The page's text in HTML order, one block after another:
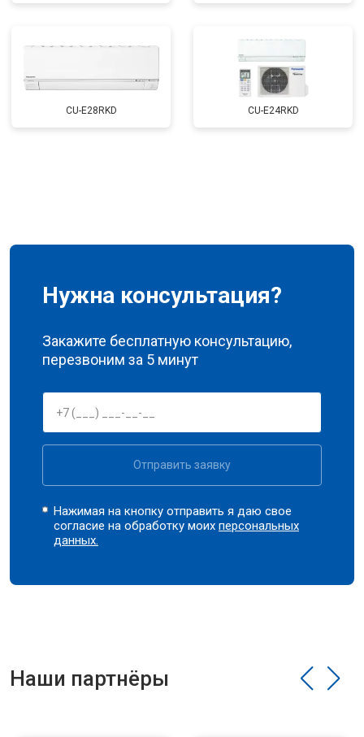
CU-E28RKD CU-E24RKD
Нужна консультация?
Закажите бесплатную консультацию,
перезвоним за 5 минут
Отправить заявку
Нажимая на кнопку отправить я даю свое
согласие на обработку моихперсональных
данных.
Наши партнёры